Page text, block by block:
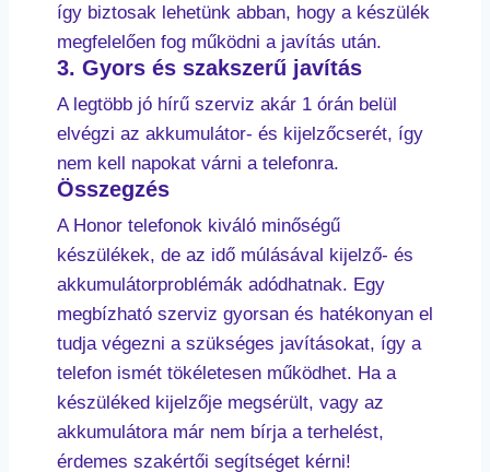
így biztosak lehetünk abban, hogy a készülék
megfelelően fog működni a javítás után.
3. Gyors és szakszerű javítás
A legtöbb jó hírű szerviz akár 1 órán belül
elvégzi az akkumulátor- és kijelzőcserét, így
nem kell napokat várni a telefonra.
Összegzés
A Honor telefonok kiváló minőségű
készülékek, de az idő múlásával kijelző- és
akkumulátorproblémák adódhatnak. Egy
megbízható szerviz gyorsan és hatékonyan el
tudja végezni a szükséges javításokat, így a
telefon ismét tökéletesen működhet. Ha a
készüléked kijelzője megsérült, vagy az
akkumulátora már nem bírja a terhelést,
érdemes szakértői segítséget kérni!